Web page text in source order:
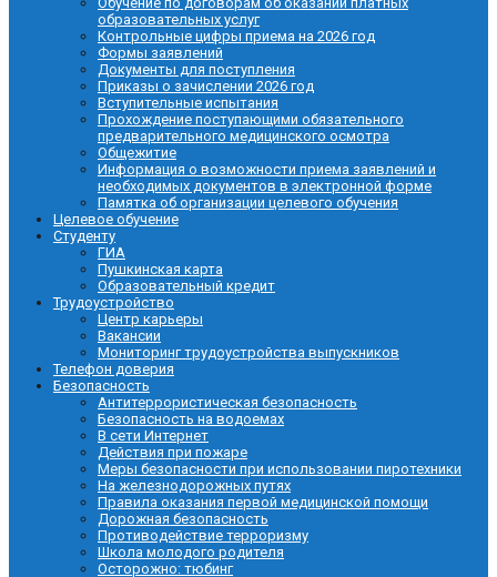
образовательных услуг
Контрольные цифры приема на 2026 год
Формы заявлений
Документы для поступления
Приказы о зачислении 2026 год
Вступительные испытания
Прохождение поступающими обязательного
предварительного медицинского осмотра
Общежитие
Информация о возможности приема заявлений и
необходимых документов в электронной форме
Памятка об организации целевого обучения
Целевое обучение
Студенту
ГИА
Пушкинская карта
Образовательный кредит
Трудоустройство
Центр карьеры
Вакансии
Мониторинг трудоустройства выпускников
Телефон доверия
Безопасность
Антитеррористическая безопасность
Безопасность на водоемах
В сети Интернет
Действия при пожаре
Меры безопасности при использовании пиротехники
На железнодорожных путях
Правила оказания первой медицинской помощи
Дорожная безопасность
Противодействие терроризму
Школа молодого родителя
Осторожно: тюбинг